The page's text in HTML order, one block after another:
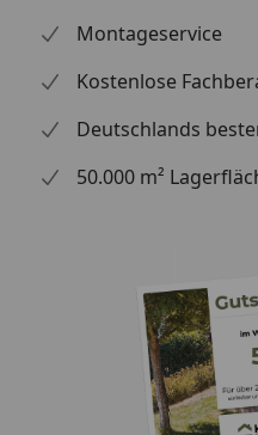
Montageservice
Kostenlose
Deutschlands
50.000 m²